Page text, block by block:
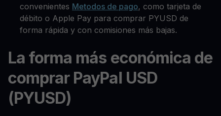
convenientes Metodos de pago, como tarjeta de
débito o Apple Pay para comprar PYUSD de
forma rápida y con comisiones más bajas.
La forma más económica de
comprar PayPal USD
(PYUSD)